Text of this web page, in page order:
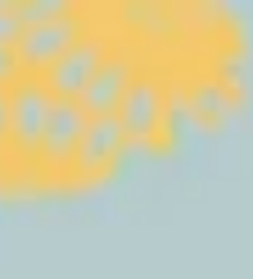
realidad, es una de las más importantes que
puedes hacerte: ¿necesito un coach o un
terapeuta?